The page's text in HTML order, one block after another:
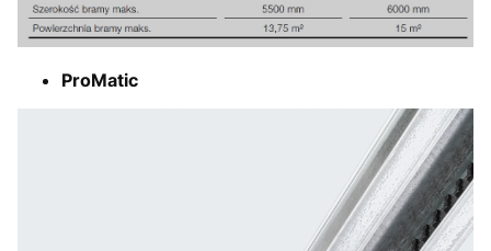
ProMatic